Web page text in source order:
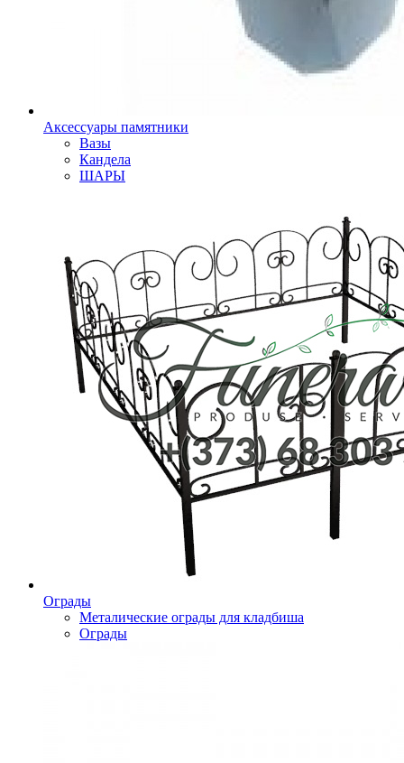
Аксессуары памятники
Вазы
Кандела
ШАРЫ
Ограды
Металические ограды для кладбиша
Ограды